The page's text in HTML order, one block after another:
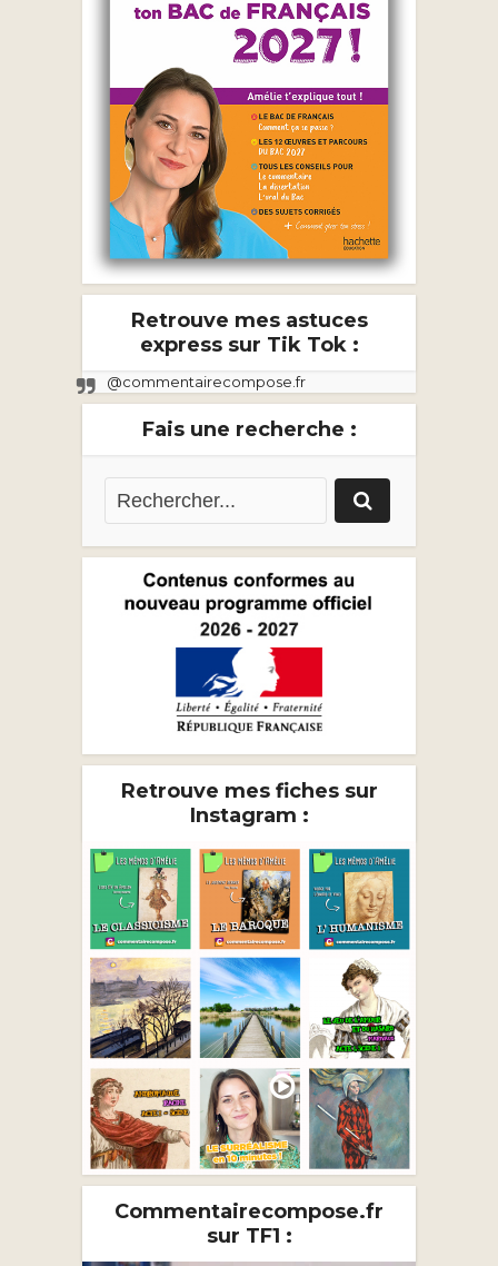
Retrouve mes astuces
express sur Tik Tok :
@commentairecompose.fr
Fais une recherche :
Retrouve mes fiches sur
Instagram :
Commentairecompose.fr
sur TF1 :